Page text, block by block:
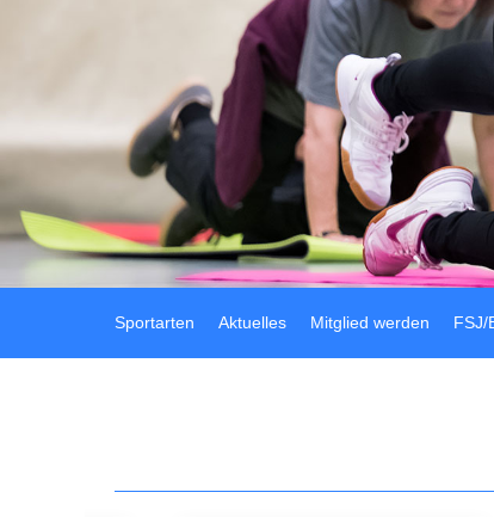
Sportarten Aktuelles Mitglied werden FSJ/